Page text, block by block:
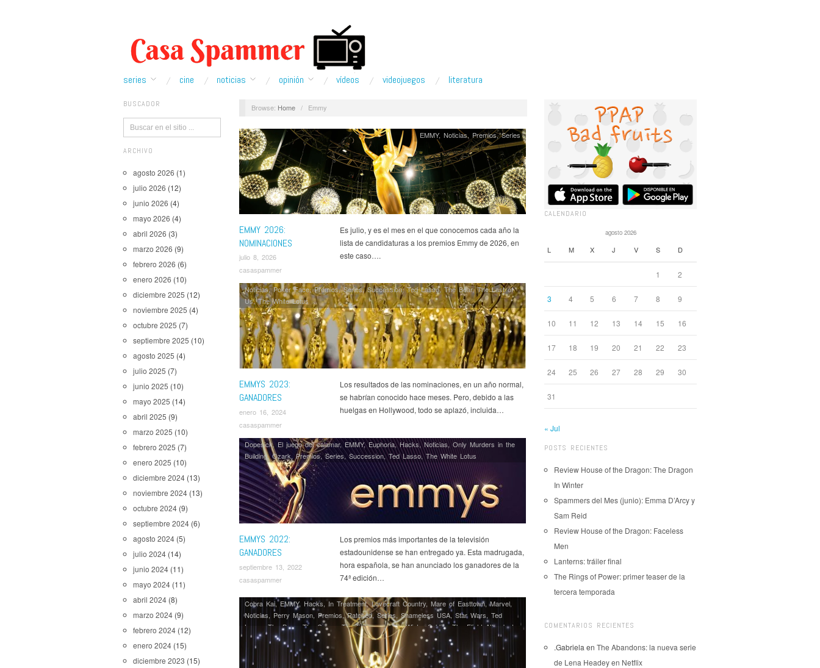
series cine noticias opinión ví­deos videojuegos literatura
BUSCADOR
ARCHIVO
agosto 2026 (1)
julio 2026 (12)
junio 2026 (4)
mayo 2026 (4)
abril 2026 (3)
marzo 2026 (9)
febrero 2026 (6)
enero 2026 (10)
diciembre 2025 (12)
noviembre 2025 (4)
octubre 2025 (7)
septiembre 2025 (10)
agosto 2025 (4)
julio 2025 (7)
junio 2025 (10)
mayo 2025 (14)
abril 2025 (9)
marzo 2025 (10)
febrero 2025 (7)
enero 2025 (10)
diciembre 2024 (13)
noviembre 2024 (13)
octubre 2024 (9)
septiembre 2024 (6)
agosto 2024 (5)
julio 2024 (14)
junio 2024 (11)
mayo 2024 (11)
abril 2024 (8)
marzo 2024 (9)
febrero 2024 (12)
enero 2024 (15)
diciembre 2023 (15)
Browse: Home / Emmy
EMMY 2026:
NOMINACIONES
julio 8, 2026
casaspammer
EMMY,Noticias, Premios,Series
Es julio, y es el mes en el que conocemos cada año la
lista de candidaturas a los premios Emmy de 2026, en
este caso….
EMMYS 2023:
GANADORES
enero 16, 2024
casaspammer
Noticias,Poker Face,Premios,Series,Succession,Ted Lasso,The Bear,The Last of
Us,The White Lotus
Los resultados de las nominaciones, en un año normal,
se habrían conocido hace meses. Pero, debido a las
huelgas en Hollywood, todo se aplazó, incluida…
EMMYS 2022:
GANADORES
septiembre 13, 2022
casaspammer
Dopesick, El juego del calamar,EMMY,Euphoria,Hacks,Noticias, Only Murders in the
Building,Ozark,Premios,Series,Succession,Ted Lasso,The White Lotus
Los premios más importantes de la televisión
estadounidense se han entregado ya. Esta madrugada,
hora española, se han anunciado los ganadores de la
74ª edición…
Cobra Kai,EMMY, Hacks,In Treatment,Lovecraft Country, Mare of Easttown,Marvel,
Noticias, Perry Mason, Premios,Ratched,Series,Shameless USA, Star Wars, Ted
Lasso
,The Boys The Crown The Falcon and the Winter Soldier, The Flight Attendant
The Handmaid's Tale
The Mandalorian,The Queen's Gambit ,
The Underground
Railroad
The Undoing, This Is Us ,WandaVision,Zoey's Extraordinary Playlist
CALENDARIO
agosto 2026
L M X J V S D
1 2
3 4 5 6 7 8 9
10 11 12 13 14 15 16
17 18 19 20 21 22 23
24 25 26 27 28 29 30
31
« Jul
POSTS RECIENTES
Review House of the Dragon: The Dragon
In Winter
Spammers del Mes (junio): Emma D’Arcy y
Sam Reid
Review House of the Dragon: Faceless
Men
Lanterns: tráiler final
The Rings of Power: primer teaser de la
tercera temporada
COMENTARIOS RECIENTES
.Gabriela en The Abandons: la nueva serie
de Lena Headey en Netflix